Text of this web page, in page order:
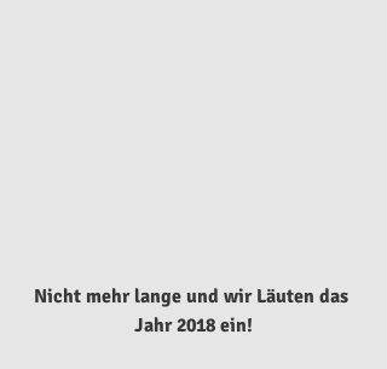
Nicht mehr lange und wir Läuten das
Jahr 2018 ein!